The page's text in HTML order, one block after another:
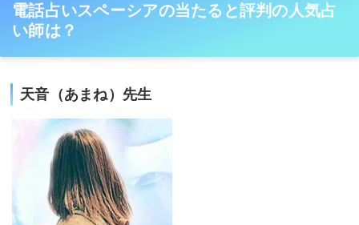
電話占いスペーシアの当たると評判の人気占
い師は？
天音（あまね）先生